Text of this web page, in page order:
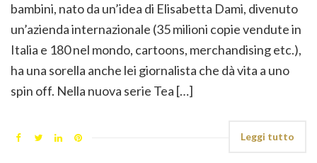
bambini, nato da un’idea di Elisabetta Dami, divenuto
un’azienda internazionale (35 milioni copie vendute in
Italia e 180 nel mondo, cartoons, merchandising etc.),
ha una sorella anche lei giornalista che dà vita a uno
spin off. Nella nuova serie Tea […]
Leggi tutto